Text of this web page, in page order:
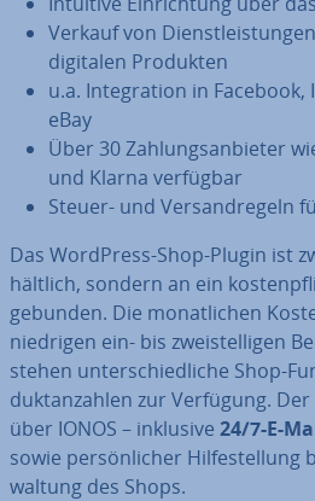
Verkauf von
digitalen Produkten
u.a. In­te­gra­ti­on in
eBay
Über 30 Zah­lungs­an­bie­ter
und Klarna verfügbar
Steuer- und Ver­sand­re­geln
Das WordPress-Shop-Plugin ist
hält­lich, sondern an ein
gebunden. Die mo­nat­li­chen
niedrigen ein- bis zwei­stel­li­gen
stehen un­ter­schied­li­che Shop-
duktan­zah­len zur Verfügung.
über IONOS – inklusive 24/7-E-
sowie per­sön­li­cher Hil­fe­stel­lung
wal­tung des Shops.